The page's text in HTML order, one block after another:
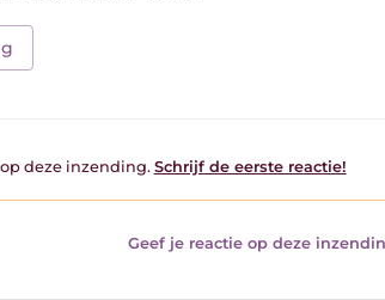
deze inzending. Schrijf de eerste reactie!
Geef je reactie op deze